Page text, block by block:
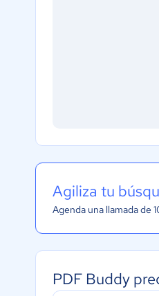
Agiliza tu
Agenda una llamada de
PDF Buddy